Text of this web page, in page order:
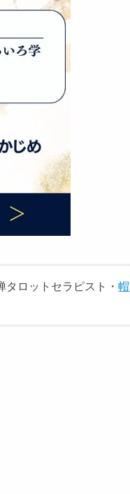
タロットセラピスト・帽